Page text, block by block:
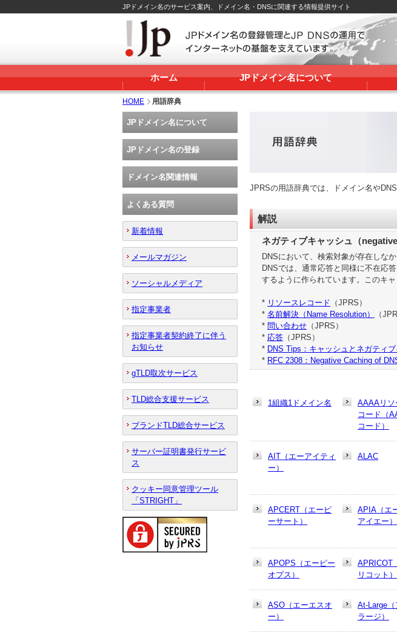
JPドメイン名のサービス案内、ドメイン名・DNSに関連する情報提供サイト
ホーム JPドメイン名について
HOME 用語辞典
JPRSの用語辞典では、ドメイン名や
解説
ネガティブキャッシュ（negative
DNSにおいて、検索対象が存在しな
DNSでは、通常応答と同様に不在応
するように作られています。このキ
* リソースレコード （JPRS）
* 名前解決（Name Resolution）
（
* 問い合わせ （JPRS）
* 応答 （JPRS）
* DNS Tips：キャッシュとネガティ
* RFC 2308：Negative Caching of
1組織1ドメイン名
AAAAリソ
コード（
コード）
AIT（エーアイティ
ー）
ALAC
APCERT（エーピ
ーサート）
APIA（エ
アイエー）
APOPS（エーピー
オプス）
APRICOT
リコット）
ASO（エーエスオ
ー）
At-Large（
ラージ）
JPドメイン名について
JPドメイン名の登録
ドメイン名関連情報
よくある質問
新着情報
メールマガジン
ソーシャルメディア
指定事業者
指定事業者契約終了に伴う
お知らせ
gTLD取次サービス
TLD総合支援サービス
ブランドTLD総合サービス
サーバー証明書発行サービ
ス
クッキー同意管理ツール
「STRIGHT」